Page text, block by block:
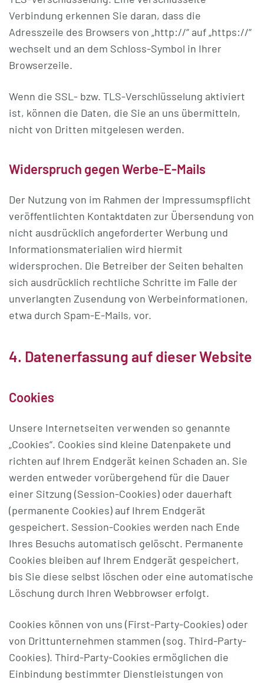
Verbindung erkennen Sie daran, dass die
Adresszeile des Browsers von „http://“ auf „https://“
wechselt und an dem Schloss-Symbol in Ihrer
Browserzeile.
Wenn die SSL- bzw. TLS-Verschlüsselung aktiviert
ist, können die Daten, die Sie an uns übermitteln,
nicht von Dritten mitgelesen werden.
Widerspruch gegen Werbe-E-Mails
Der Nutzung von im Rahmen der Impressumspflicht
veröffentlichten Kontaktdaten zur Übersendung von
nicht ausdrücklich angeforderter Werbung und
Informationsmaterialien wird hiermit
widersprochen. Die Betreiber der Seiten behalten
sich ausdrücklich rechtliche Schritte im Falle der
unverlangten Zusendung von Werbeinformationen,
etwa durch Spam-E-Mails, vor.
4. Datenerfassung auf dieser Website
Cookies
Unsere Internetseiten verwenden so genannte
„Cookies“. Cookies sind kleine Datenpakete und
richten auf Ihrem Endgerät keinen Schaden an. Sie
werden entweder vorübergehend für die Dauer
einer Sitzung (Session-Cookies) oder dauerhaft
(permanente Cookies) auf Ihrem Endgerät
gespeichert. Session-Cookies werden nach Ende
Ihres Besuchs automatisch gelöscht. Permanente
Cookies bleiben auf Ihrem Endgerät gespeichert,
bis Sie diese selbst löschen oder eine automatische
Löschung durch Ihren Webbrowser erfolgt.
Cookies können von uns (First-Party-Cookies) oder
von Drittunternehmen stammen (sog. Third-Party-
Cookies). Third-Party-Cookies ermöglichen die
Einbindung bestimmter Dienstleistungen von